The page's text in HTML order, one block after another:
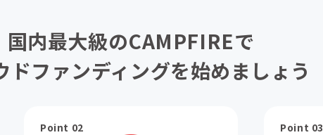
国内最大級のCAMPFIREで
ドファンディングを始めましょう
Point 02 Point 03